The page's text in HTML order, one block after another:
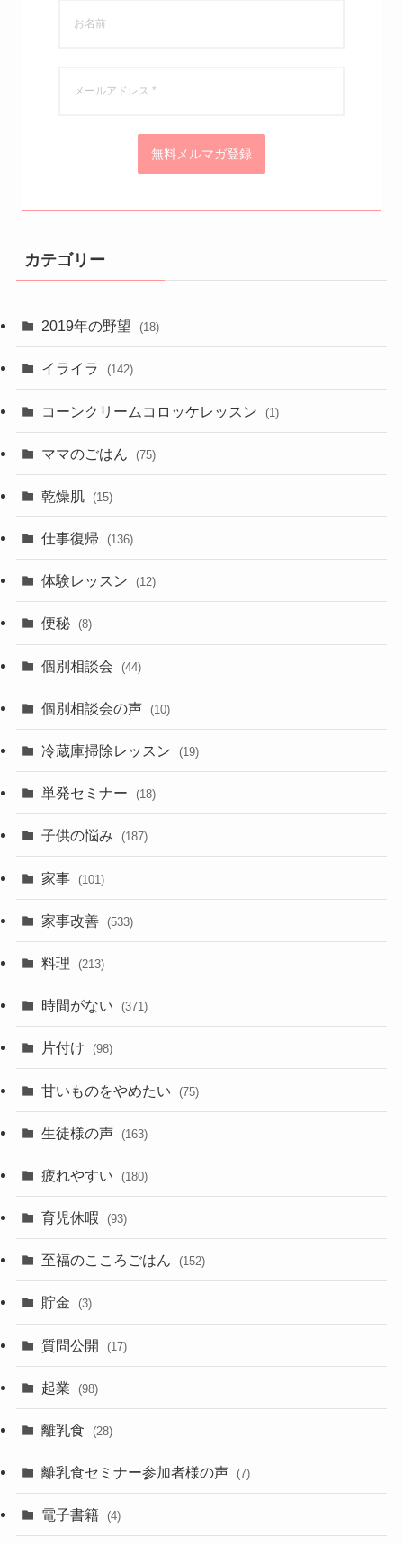
無料メルマガ登録
カテゴリー
2019年の野望 (18)
イライラ (142)
コーンクリームコロッケレッスン (1)
ママのごはん (75)
乾燥肌 (15)
仕事復帰 (136)
体験レッスン (12)
便秘 (8)
個別相談会 (44)
個別相談会の声 (10)
冷蔵庫掃除レッスン (19)
単発セミナー (18)
子供の悩み (187)
家事 (101)
家事改善 (533)
料理 (213)
時間がない (371)
片付け (98)
甘いものをやめたい (75)
生徒様の声 (163)
疲れやすい (180)
育児休暇 (93)
至福のこころごはん (152)
貯金 (3)
質問公開 (17)
起業 (98)
離乳食 (28)
離乳食セミナー参加者様の声 (7)
電子書籍 (4)